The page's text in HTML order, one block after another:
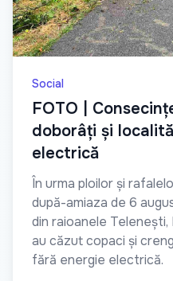
Social
FOTO |
doborâți și
electrică
În urma ploilor și
după-amiaza de 6
din raioanele Telenești,
au căzut copaci și
fără energie electrică.